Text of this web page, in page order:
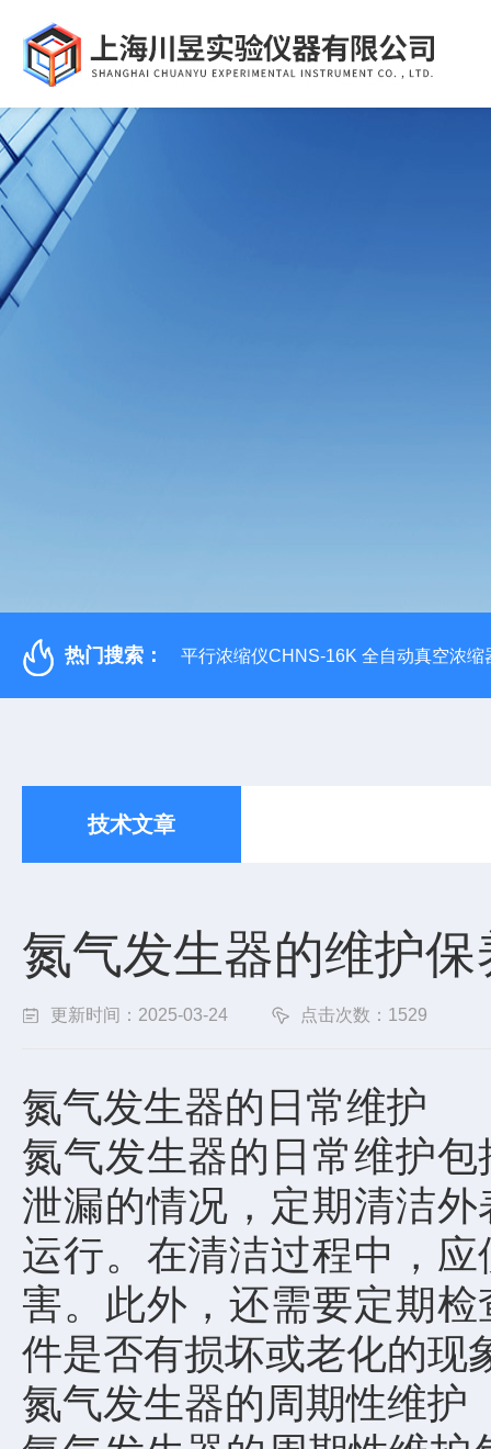
热门搜索： 平行浓缩仪CHNS-16K 全自动真空浓缩
技术文章
氮气发生器的维护保
更新时间：2025-03-24 点击次数：1529
氮气发生器的日常维护
氮气发生器的日常维护
泄漏的情况，定期清洁
运行。在清洁过程中，
害。此外，还需要定期
件是否有损坏或老化的现
氮气发生器的周期性维护